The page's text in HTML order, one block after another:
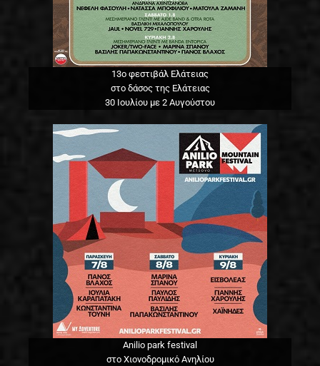
13o φεστιβάλ Ελάτειας
στο δάσος της Ελάτειας
30 Ιουλίου με 2 Αυγούστου
Anilio park festival
στο Χιονοδρομικό Ανηλίου